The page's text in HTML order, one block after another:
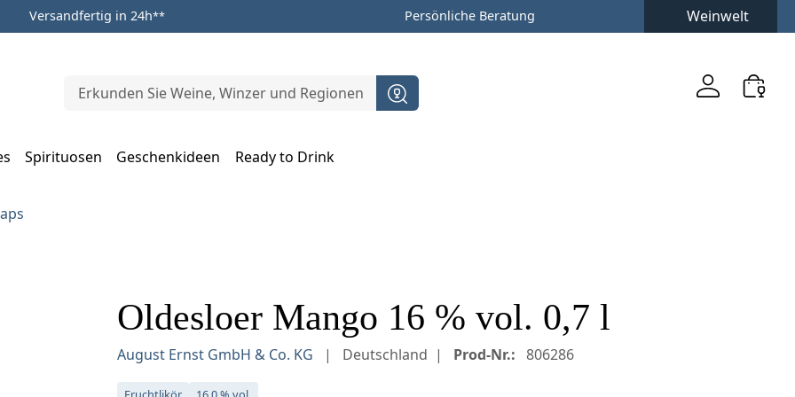
Versandfertig in 24h** Persönliche Beratung Weinwelt
Spirituosen Geschenkideen
Ready to Drink
Oldesloer Mango 16 % vol. 0,7 l
August Ernst GmbH & Co. KG Deutschland Prod-Nr.: 806286